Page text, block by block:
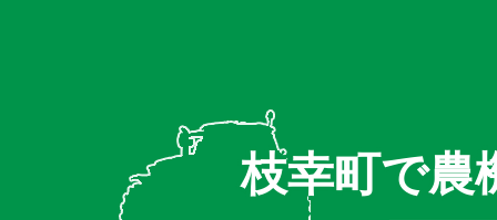
枝幸町で農